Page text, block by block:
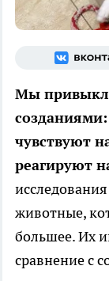
Мы
чувствуют
реагируют
животные,
большее. Их
сравнение с